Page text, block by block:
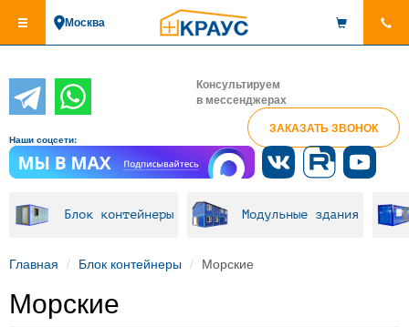
основному
Москва
Консультируем
в мессенджерах
ЗАКАЗАТЬ ЗВОНОК
Наши соцсети:
Блок контейнеры Модульные здания
Главная Блок контейнеры Морские
Морские